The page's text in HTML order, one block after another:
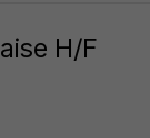
H/F